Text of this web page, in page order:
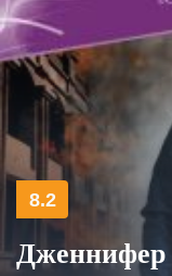
8.2
Дженнифер